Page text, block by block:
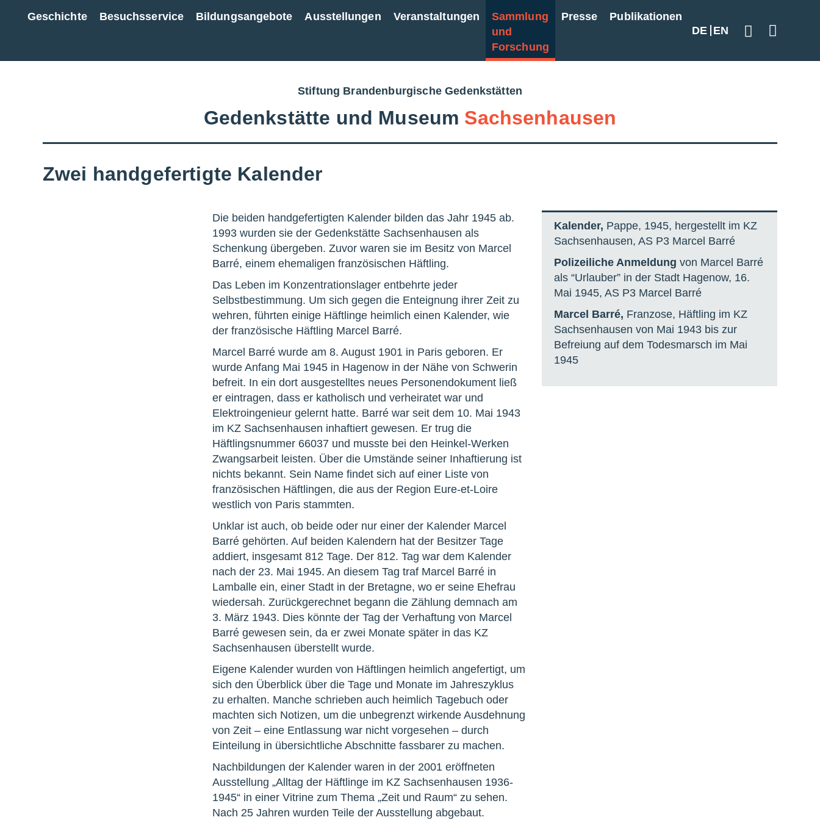
Geschichte Besuchsservice Bildungsangebote Ausstellungen Veranstaltungen
Sammlung
und
Forschung
Presse
Publikationen
DE EN
Stiftung Brandenburgische Gedenkstätten
Gedenkstätte und Museum Sachsenhausen
Zwei handgefertigte Kalender
Die beiden handgefertigten Kalender bilden das Jahr 1945 ab.
1993 wurden sie der Gedenkstätte Sachsenhausen als
Schenkung übergeben. Zuvor waren sie im Besitz von Marcel
Barré, einem ehemaligen französischen Häftling.
Das Leben im Konzentrationslager entbehrte jeder
Selbstbestimmung. Um sich gegen die Enteignung ihrer Zeit zu
wehren, führten einige Häftlinge heimlich einen Kalender, wie
der französische Häftling Marcel Barré.
Marcel Barré wurde am 8. August 1901 in Paris geboren. Er
wurde Anfang Mai 1945 in Hagenow in der Nähe von Schwerin
befreit. In ein dort ausgestelltes neues Personendokument ließ
er eintragen, dass er katholisch und verheiratet war und
Elektroingenieur gelernt hatte. Barré war seit dem 10. Mai 1943
im KZ Sachsenhausen inhaftiert gewesen. Er trug die
Häftlingsnummer 66037 und musste bei den Heinkel-Werken
Zwangsarbeit leisten. Über die Umstände seiner Inhaftierung ist
nichts bekannt. Sein Name findet sich auf einer Liste von
französischen Häftlingen, die aus der Region Eure-et-Loire
westlich von Paris stammten.
Unklar ist auch, ob beide oder nur einer der Kalender Marcel
Barré gehörten. Auf beiden Kalendern hat der Besitzer Tage
addiert, insgesamt 812 Tage. Der 812. Tag war dem Kalender
nach der 23. Mai 1945. An diesem Tag traf Marcel Barré in
Lamballe ein, einer Stadt in der Bretagne, wo er seine Ehefrau
wiedersah. Zurückgerechnet begann die Zählung demnach am
3. März 1943. Dies könnte der Tag der Verhaftung von Marcel
Barré gewesen sein, da er zwei Monate später in das KZ
Sachsenhausen überstellt wurde.
Eigene Kalender wurden von Häftlingen heimlich angefertigt, um
sich den Überblick über die Tage und Monate im Jahreszyklus
zu erhalten. Manche schrieben auch heimlich Tagebuch oder
machten sich Notizen, um die unbegrenzt wirkende Ausdehnung
von Zeit – eine Entlassung war nicht vorgesehen – durch
Einteilung in übersichtliche Abschnitte fassbarer zu machen.
Nachbildungen der Kalender waren in der 2001 eröffneten
Ausstellung „Alltag der Häftlinge im KZ Sachsenhausen 1936-
1945“ in einer Vitrine zum Thema „Zeit und Raum“ zu sehen.
Nach 25 Jahren wurden Teile der Ausstellung abgebaut.
Kalender, Pappe, 1945, hergestellt im KZ
Sachsenhausen, AS P3 Marcel Barré
Polizeiliche Anmeldung von Marcel Barré
als “Urlauber” in der Stadt Hagenow, 16.
Mai 1945, AS P3 Marcel Barré
Marcel Barré, Franzose, Häftling im KZ
Sachsenhausen von Mai 1943 bis zur
Befreiung auf dem Todesmarsch im Mai
1945